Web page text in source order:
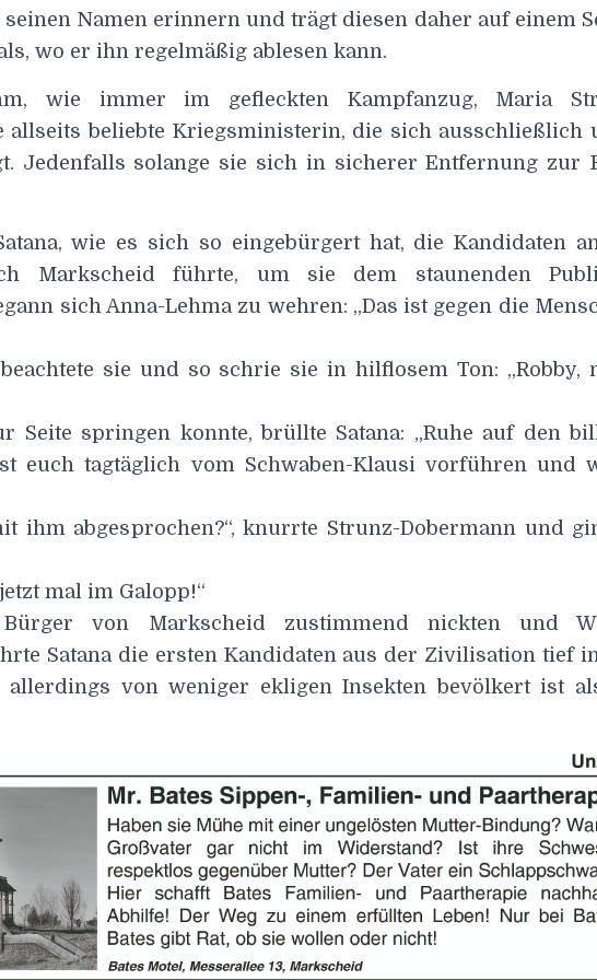
Namen erinnern und trägt diesen daher auf einem
wo er ihn regelmäßig ablesen kann.
wie immer im gefleckten Kampfanzug, Maria
allseits beliebte Kriegsministerin, die sich ausschließlich
Jedenfalls solange sie sich in sicherer Entfernung zur
wie es sich so eingebürgert hat, die Kandidaten
Markscheid führte, um sie dem staunenden
sich Anna-Lehma zu wehren: „Das ist gegen die
sie und so schrie sie in hilflosem Ton: „Robby,
Seite springen konnte, brüllte Satana: „Ruhe auf den
euch tagtäglich vom Schwaben-Klausi vorführen und
ihm abgesprochen?“, knurrte Strunz-Dobermann und
mal im Galopp!“
von Markscheid zustimmend nickten und
Satana die ersten Kandidaten aus der Zivilisation tief
allerdings von weniger ekligen Insekten bevölkert ist